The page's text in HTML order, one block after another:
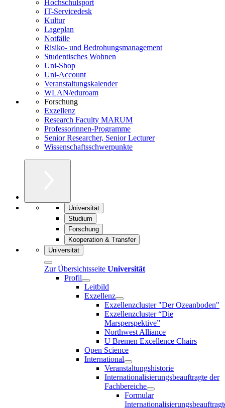
Hochschulsport
IT-Servicedesk
Kultur
Lageplan
Notfälle
Risiko- und Bedrohungsmanagement
Studentisches Wohnen
Uni-Shop
Uni-Account
Veranstaltungskalender
WLAN/eduroam
Forschung
Exzellenz
Research Faculty MARUM
Professorinnen-Programme
Senior Researcher, Senior Lecturer
Wissenschaftsschwerpunkte
Universität
Studium
Forschung
Kooperation & Transfer
Universität
Zur Übersichtsseite Universität
Profil
Leitbild
Exzellenz
Exzellenzcluster "Der Ozeanboden"
Exzellenzcluster “Die
Marsperspektive”
Northwest Alliance
U Bremen Excellence Chairs
Open Science
International
Veranstaltungshistorie
Internationalisierungsbeauftragte der
Fachbereiche
Formular